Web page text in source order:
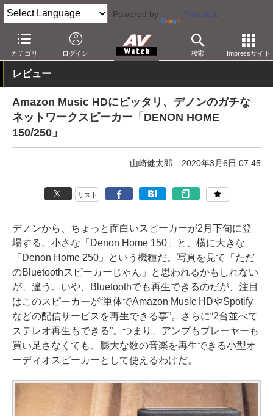
Powered by Translate
カテゴリ ログイン 検索 Impressサイト
AV Watch 製品 スマートスピーカー
レビュー
Amazon Music HDにピッタリ、デノンのガチな
ネットワークスピーカー「DENON HOME
150/250」
山崎健太郎 2020年3月6日 07:45
リスト
デノンから、ちょっと面白いスピーカーが2月下旬に登
場する。小さな「Denon Home 150」と、横に大きな
「Denon Home 250」という機種だ。写真を見て「ただ
のBluetoothスピーカーじゃん」と思われるかもしれない
が、違う。いや、Bluetoothでも再生できるのだが、注目
はこのスピーカーが“単体でAmazon Music HDやSpotify
などの配信サービスを再生できる事”。さらに“2台並べて
ステレオ再生もできる”。つまり、アンプもプレーヤーも
買い足さなくても、膨大な数の音楽を再生できる小型オ
ーディオスピーカーとして使えるわけだ。